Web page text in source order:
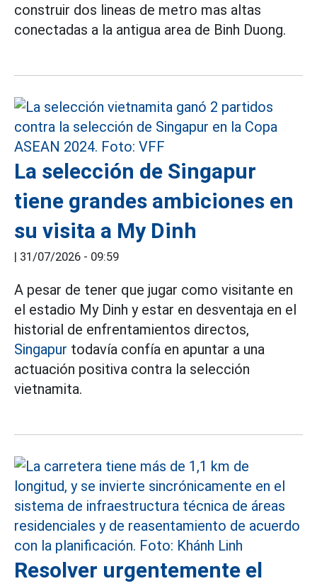
construir dos lineas de metro mas altas
conectadas a la antigua area de Binh Duong.
La selección de Singapur
tiene grandes ambiciones en
su visita a My Dinh
| 31/07/2026 - 09:59
A pesar de tener que jugar como visitante en
el estadio My Dinh y estar en desventaja en el
historial de enfrentamientos directos,
Singapur todavía confía en apuntar a una
actuación positiva contra la selección
vietnamita.
Resolver urgentemente el